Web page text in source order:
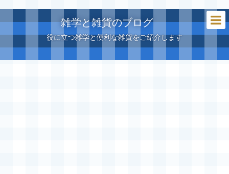
雑学と雑貨のブログ
役に立つ雑学と便利な雑貨をご紹介します